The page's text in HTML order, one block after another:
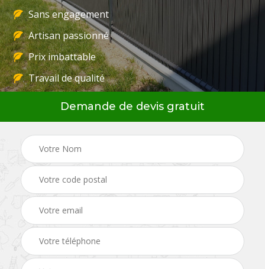
Sans engagement
Artisan passionné
Prix imbattable
Travail de qualité
Demande de devis gratuit